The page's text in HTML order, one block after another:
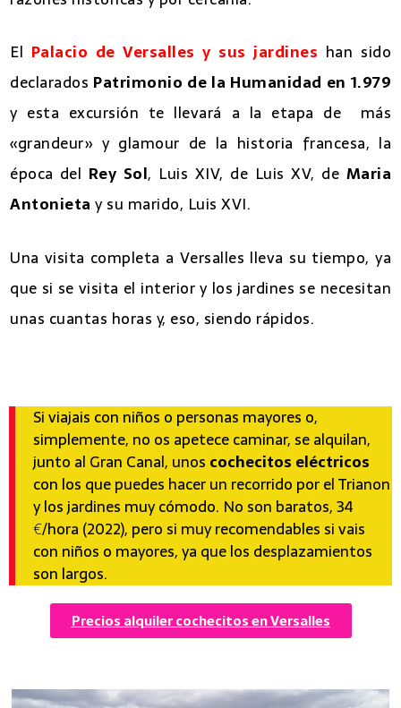
El Palacio de Versalles y sus jardines han sido
declarados Patrimonio de la Humanidad en 1.979
y esta excursión te llevará a la etapa de más
«grandeur» y glamour de la historia francesa, la
época del Rey Sol, Luis XIV, de Luis XV, de Maria
Antonieta y su marido, Luis XVI.
Una visita completa a Versalles lleva su tiempo, ya
que si se visita el interior y los jardines se necesitan
unas cuantas horas y, eso, siendo rápidos.
Si viajais con niños o personas mayores o,
simplemente, no os apetece caminar, se alquilan,
junto al Gran Canal, unos cochecitos eléctricos
con los que puedes hacer un recorrido por el Trianon
y los jardines muy cómodo. No son baratos, 34
€/hora (2022), pero si muy recomendables si vais
con niños o mayores, ya que los desplazamientos
son largos.
Precios alquiler cochecitos en Versalles